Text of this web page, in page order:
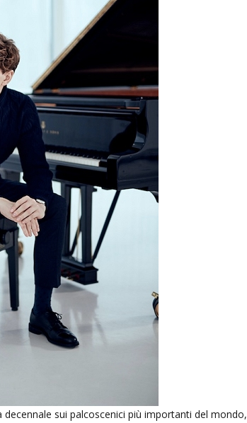
decennale sui palcoscenici più importanti del mondo,